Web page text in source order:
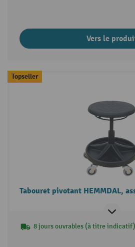
Vers le
Topseller
Tabouret pivotant HEMMDAL,
8 jours ouvrables (à titre indicatif)